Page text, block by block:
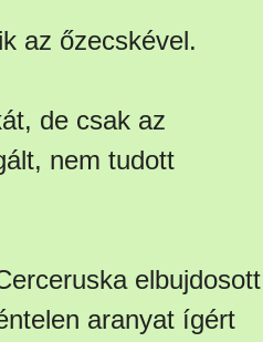
az őzecskével.
de csak az
nem tudott
elbujdosott
aranyat ígért